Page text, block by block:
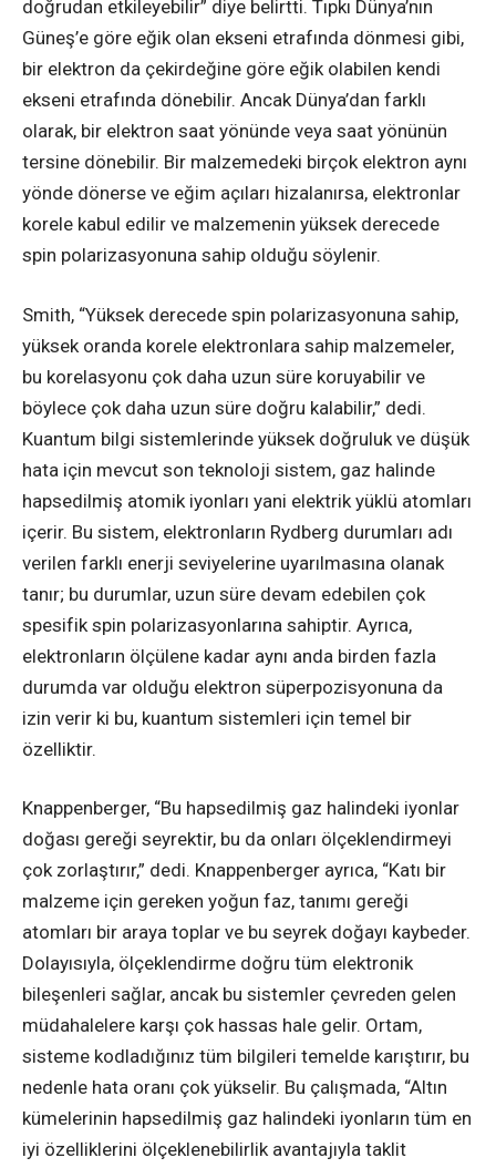
doğrudan etkileyebilir” diye belirtti. Tıpkı Dünya’nın
Güneş’e göre eğik olan ekseni etrafında dönmesi gibi,
bir elektron da çekirdeğine göre eğik olabilen kendi
ekseni etrafında dönebilir. Ancak Dünya’dan farklı
olarak, bir elektron saat yönünde veya saat yönünün
tersine dönebilir. Bir malzemedeki birçok elektron aynı
yönde dönerse ve eğim açıları hizalanırsa, elektronlar
korele kabul edilir ve malzemenin yüksek derecede
spin polarizasyonuna sahip olduğu söylenir.
Smith, “Yüksek derecede spin polarizasyonuna sahip,
yüksek oranda korele elektronlara sahip malzemeler,
bu korelasyonu çok daha uzun süre koruyabilir ve
böylece çok daha uzun süre doğru kalabilir,” dedi.
Kuantum bilgi sistemlerinde yüksek doğruluk ve düşük
hata için mevcut son teknoloji sistem, gaz halinde
hapsedilmiş atomik iyonları yani elektrik yüklü atomları
içerir. Bu sistem, elektronların Rydberg durumları adı
verilen farklı enerji seviyelerine uyarılmasına olanak
tanır; bu durumlar, uzun süre devam edebilen çok
spesifik spin polarizasyonlarına sahiptir. Ayrıca,
elektronların ölçülene kadar aynı anda birden fazla
durumda var olduğu elektron süperpozisyonuna da
izin verir ki bu, kuantum sistemleri için temel bir
özelliktir.
Knappenberger, “Bu hapsedilmiş gaz halindeki iyonlar
doğası gereği seyrektir, bu da onları ölçeklendirmeyi
çok zorlaştırır,” dedi. Knappenberger ayrıca, “Katı bir
malzeme için gereken yoğun faz, tanımı gereği
atomları bir araya toplar ve bu seyrek doğayı kaybeder.
Dolayısıyla, ölçeklendirme doğru tüm elektronik
bileşenleri sağlar, ancak bu sistemler çevreden gelen
müdahalelere karşı çok hassas hale gelir. Ortam,
sisteme kodladığınız tüm bilgileri temelde karıştırır, bu
nedenle hata oranı çok yükselir. Bu çalışmada, “Altın
kümelerinin hapsedilmiş gaz halindeki iyonların tüm en
iyi özelliklerini ölçeklenebilirlik avantajıyla taklit